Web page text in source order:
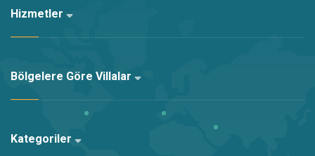
Hizmetler
Bölgelere Göre Villalar
Kategoriler